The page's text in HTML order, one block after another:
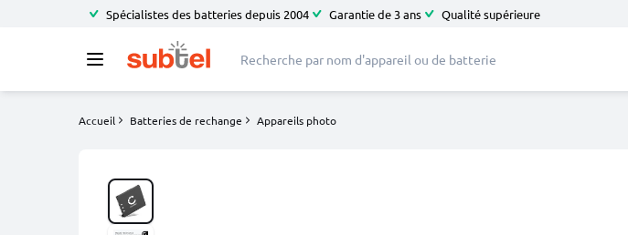
Spécialistes des batteries depuis 2004 Garantie de 3 ans Qualité supérieure
Accueil Batteries de rechange Appareils photo